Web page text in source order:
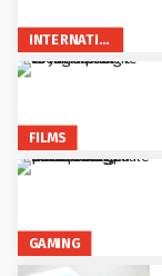
INTERNATIONAL
FILMS
GAMING